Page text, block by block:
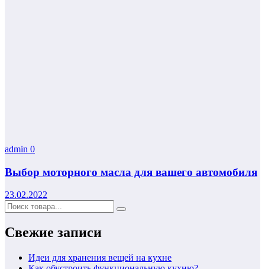
admin 0
Выбор моторного масла для вашего автомобиля
23.02.2022
Свежие записи
Идеи для хранения вещей на кухне